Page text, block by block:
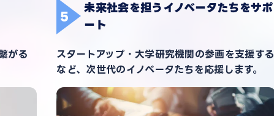
がる
未来社会を担うイノベータたちをサポ
ート
スタートアップ・大学研究機関の参画を支援する
など、次世代のイノベータたちを応援します。